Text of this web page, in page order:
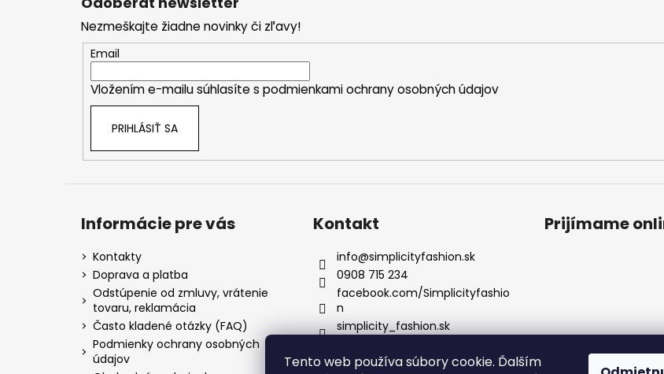
Tento web používa súbory cookie. Ďalším
Nezmeškajte žiadne novinky či zľavy!
Email
Vložením e-mailu súhlasíte s podmienkami ochrany osobných údajov
PRIHLÁSIŤ SA
Informácie pre vás
Kontakty
Doprava a platba
Odstúpenie od zmluvy, vrátenie
tovaru, reklamácia
Často kladené otázky (FAQ)
Podmienky ochrany osobných
údajov
Kontakt
info@simplicityfashion.sk
0908 715 234
facebook.com/Simplicityfashio
n
simplicity_fashion.sk
Prijímame